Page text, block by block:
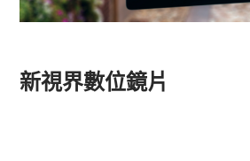
新視界數位鏡片